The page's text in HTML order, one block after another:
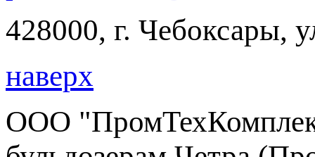
428000, г. Чебоксары,
наверх
ООО